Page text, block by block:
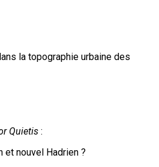
la topographie urbaine des
Quietis :
et nouvel Hadrien ?